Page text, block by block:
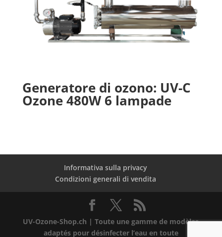
Generatore di ozono: UV-C
Ozone 480W 6 lampade
Informativa sulla privacy
Condizioni generali di vendita
UV-Ozone-Shop.ch | Toute une gamme de modèles
adaptés pour désinfecter l’eau en toute